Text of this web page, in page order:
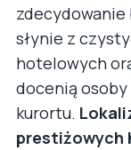
zdecydowanie
słynie z
hotelowych
docenią
kurortu.
prestiżowych